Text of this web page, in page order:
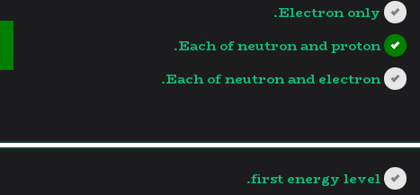
Electron only.
Each of neutron and proton.
Each of neutron and electron.
first energy level.